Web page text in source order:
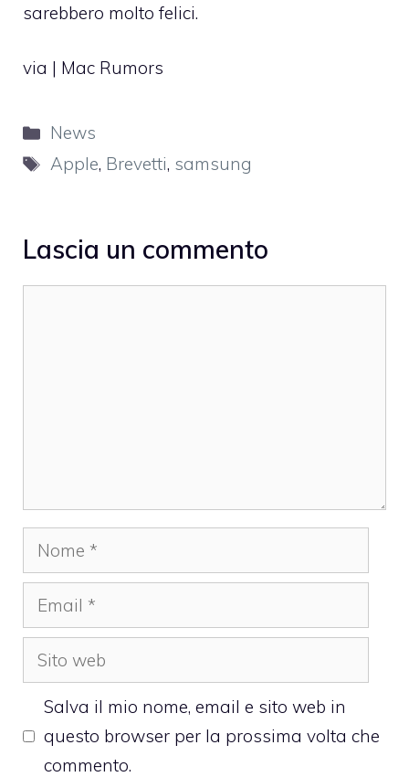
sarebbero molto felici.
via | Mac Rumors
Categorie
News
Tag
Apple, Brevetti, samsung
Lascia un commento
Nome
Email
Sito
web
Salva il mio nome, email e sito web in
questo browser per la prossima volta che
commento.